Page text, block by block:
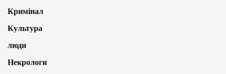
Кримінал
Культура
люди
Некрологи